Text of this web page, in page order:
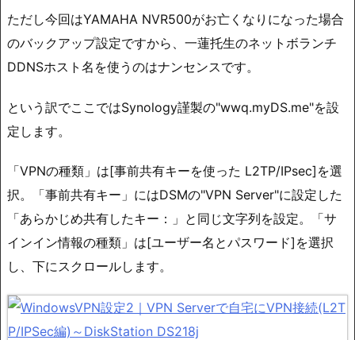
ただし今回はYAMAHA NVR500がお亡くなりになった場合
のバックアップ設定ですから、一蓮托生のネットボランチ
DDNSホスト名を使うのはナンセンスです。
という訳でここではSynology謹製の"wwq.myDS.me"を設
定します。
「VPNの種類」は[事前共有キーを使った L2TP/IPsec]を選
択。「事前共有キー」にはDSMの"VPN Server"に設定した
「あらかじめ共有したキー：」と同じ文字列を設定。「サ
インイン情報の種類」は[ユーザー名とパスワード]を選択
し、下にスクロールします。